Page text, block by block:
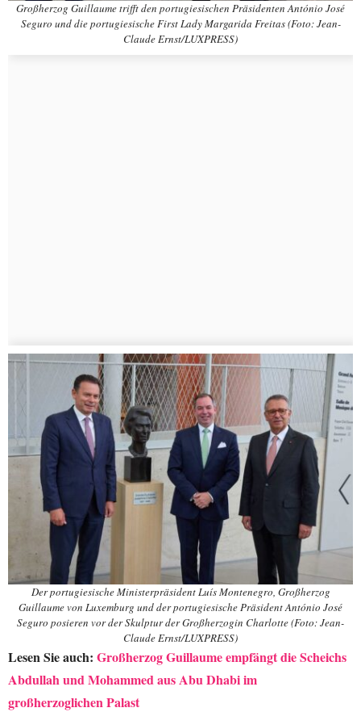
Großherzog Guillaume trifft den portugiesischen Präsidenten António José
Seguro und die portugiesische First Lady Margarida Freitas (Foto: Jean-
Claude Ernst/LUXPRESS)
Der portugiesische Ministerpräsident Luís Montenegro, Großherzog
Guillaume von Luxemburg und der portugiesische Präsident António José
Seguro posieren vor der Skulptur der Großherzogin Charlotte (Foto: Jean-
Claude Ernst/LUXPRESS)
Lesen Sie auch: Großherzog Guillaume empfängt die Scheichs
Abdullah und Mohammed aus Abu Dhabi im
großherzoglichen Palast